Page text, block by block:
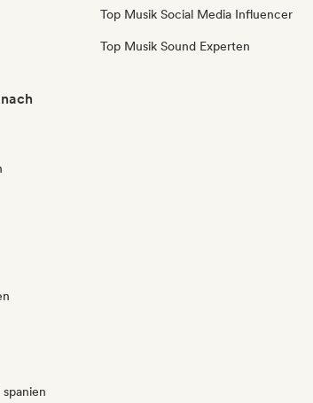
Top Musik Social Media Influencer
Top Musik Sound Experten